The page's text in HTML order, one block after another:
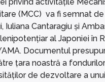
privind activitățile
(MCC) va fi semnat
Iuliana Cantaragiu și
al Japoniei în
Documentul
țara noastră a
de dezvoltare a